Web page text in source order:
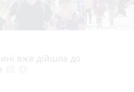
вже дійшла до